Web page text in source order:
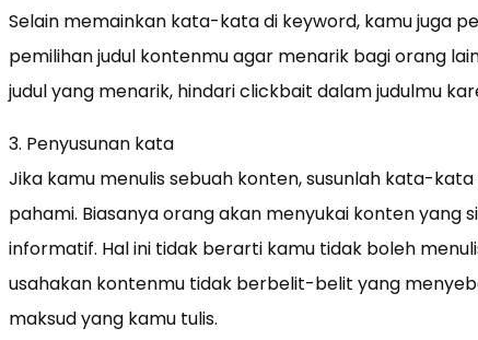
Selain memainkan kata-kata di keyword, kamu juga
pemilihan judul kontenmu agar menarik bagi orang
judul yang menarik, hindari clickbait dalam judulmu
3. Penyusunan kata
Jika kamu menulis sebuah konten, susunlah kata-
pahami. Biasanya orang akan menyukai konten yang
informatif. Hal ini tidak berarti kamu tidak boleh
usahakan kontenmu tidak berbelit-belit yang
maksud yang kamu tulis.